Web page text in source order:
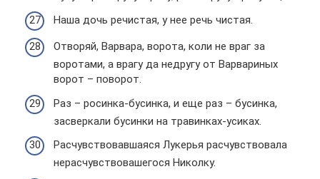
Наша дочь речистая, у нее речь чистая.
Отворяй, Варвара, ворота, коли не враг за
воротами, а врагу да недругу от Варвариных
ворот – поворот.
Раз – росинка-бусинка, и еще раз – бусинка,
засверкали бусинки на травинках-усиках.
Расчувствовавшаяся Лукерья расчувствовала
нерасчувствовашегося Николку.